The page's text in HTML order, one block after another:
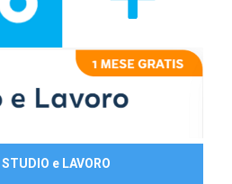
STUDIO e LAVORO